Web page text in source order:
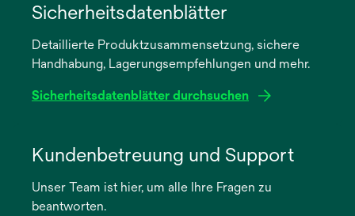
neuen
Registerkarte
Sicherheitsdatenblätter
Detaillierte Produktzusammensetzung, sichere
Handhabung, Lagerungsempfehlungen und mehr.
Sicherheitsdatenblätter durchsuchen
neuen
Registerkarte
Kundenbetreuung und Support
Unser Team ist hier, um alle Ihre Fragen zu
beantworten.